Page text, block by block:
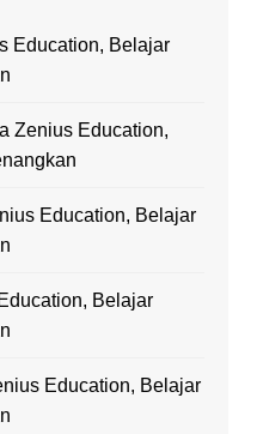
Education, Belajar
Zenius Education,
Education, Belajar
Belajar
Education, Belajar